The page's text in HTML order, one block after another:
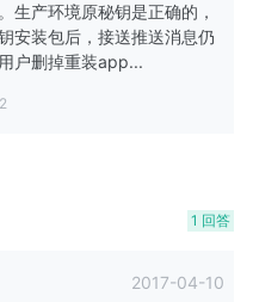
生产环境原秘钥是正确的，
安装包后，接送推送消息仍
户删掉重装app...
1 回答
2017-04-10